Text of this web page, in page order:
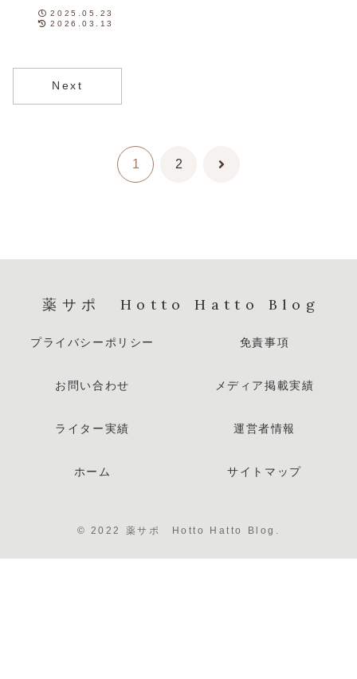
者ともに『ある
共通点』が分か
キャリAGENTの
特徴を理解し、
職エージェント
2025.05.23
2026.03.13
Next
1 2
次
薬サポ Hotto Hatto Blog
プライバシーポリシー 免責事項
お問い合わせ メディア掲載実績
ライター実績 運営者情報
ホーム サイトマップ
© 2022 薬サポ Hotto Hatto Blog.